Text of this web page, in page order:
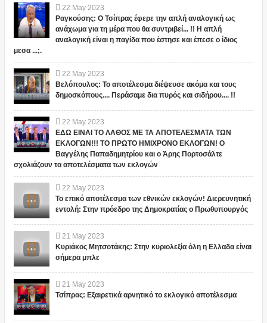
22 May 2023
Ραγκούσης: Ο Τσίπρας έφερε την απλή αναλογική ως
ανάχωμα για τη μέρα που θα συντριβεί... !! Η απλή
αναλογική είναι η παγίδα που έστησε και έπεσε ο ίδιος
μεσα ...;.
22 May 2023
Βελόπουλος: Το αποτέλεσμα διέψευσε ακόμα και τους
δημοσκόπους.... Περάσαμε δια πυρός και σιδήρου.... !!
22 May 2023
ΕΔΩ ΕΙΝΑΙ ΤΟ ΛΑΘΟΣ ΜΕ ΤΑ ΑΠΟΤΕΛΕΣΜΑΤΑ ΤΩΝ
ΕΚΛΟΓΩΝ!!! ΤΟ ΠΡΩΤΟ ΗΜΙΧΡΟΝΟ ΕΚΛΟΓΩΝ! Ο
Βαγγέλης Παπαδημητρίου και ο Άρης Πορτοσάλτε
σχολιάζουν τα αποτελέσματα των εκλογών
22 May 2023
Το επικό αποτέλεσμα των εθνικών εκλογών! Διερευνητική
εντολή: Στην πρόεδρο της Δημοκρατίας ο Πρωθυπουργός
21 May 2023
Κυριάκος Μητσοτάκης: Στην κυριολεξία όλη η Ελλαδα είναι
σήμερα μπλε
21 May 2023
Τσίπρας: Εξαιρετικά αρνητικό το εκλογικό αποτέλεσμα